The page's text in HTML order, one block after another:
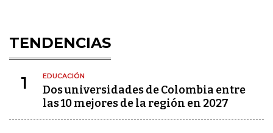
TENDENCIAS
1 EDUCACIÓN
Dos universidades de Colombia entre
las 10 mejores de la región en 2027